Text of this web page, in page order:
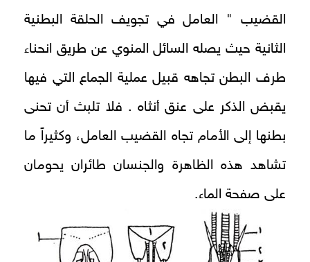
القضيب " العامل في تجويف الحلقة البطنية
الثانية حيث يصله السائل المنوي عن طريق انحناء
طرف البطن تجاهه قبيل عملية الجماع التي فيها
يقبض الذكر على عنق أنثاه . فلا تلبث أن تحنى
بطنها إلى الأمام تجاه القضيب العامل، وكثيراً ما
تشاهد هذه الظاهرة والجنسان طائران يحومان
على صفحة الماء.